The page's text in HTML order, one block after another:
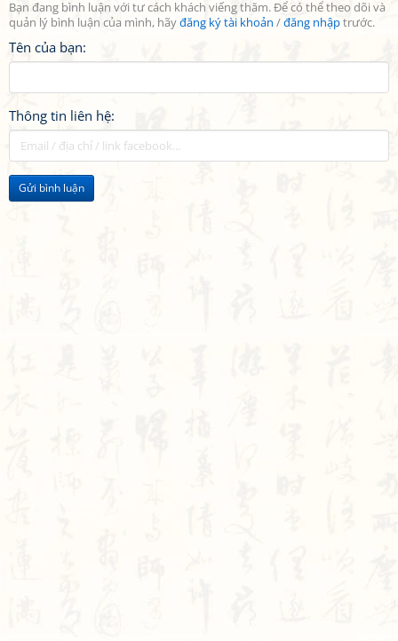
Bạn đang bình luận với tư cách khách viếng thăm. Để có thể theo dõi và
quản lý bình luận của mình, hãyđăng ký tài khoản /đăng nhậptrước.
Tên của bạn:
Thông tin liên hệ:
Gửi bình luận